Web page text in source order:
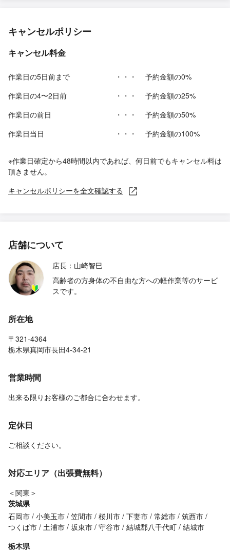
キャンセルポリシー
キャンセル料金
作業日の5日前まで ・・・
予約金額の0%
作業日の4〜2日前
・・・
予約金額の25%
作業日の前日
・・・
予約金額の50%
作業日当日
・・・ 予約金額の100%
※作業日確定から48時間以内であれば、何日前でもキャンセル料は
頂きません。
キャンセルポリシーを全文確認する
店舗について
店長：山崎智巳
高齢者の方身体の不自由な方への軽作業等のサービ
スです。
所在地
〒321-4364
栃木県真岡市長田4-34-21
営業時間
出来る限りお客様のご都合に合わせます。
定休日
ご相談ください。
対応エリア（出張費無料）
＜関東＞
茨城県
石岡市 小美玉市 笠間市 桜川市 下妻市 常総市 筑西市
つくば市 土浦市 坂東市 守谷市 結城郡八千代町 結城市
栃木県